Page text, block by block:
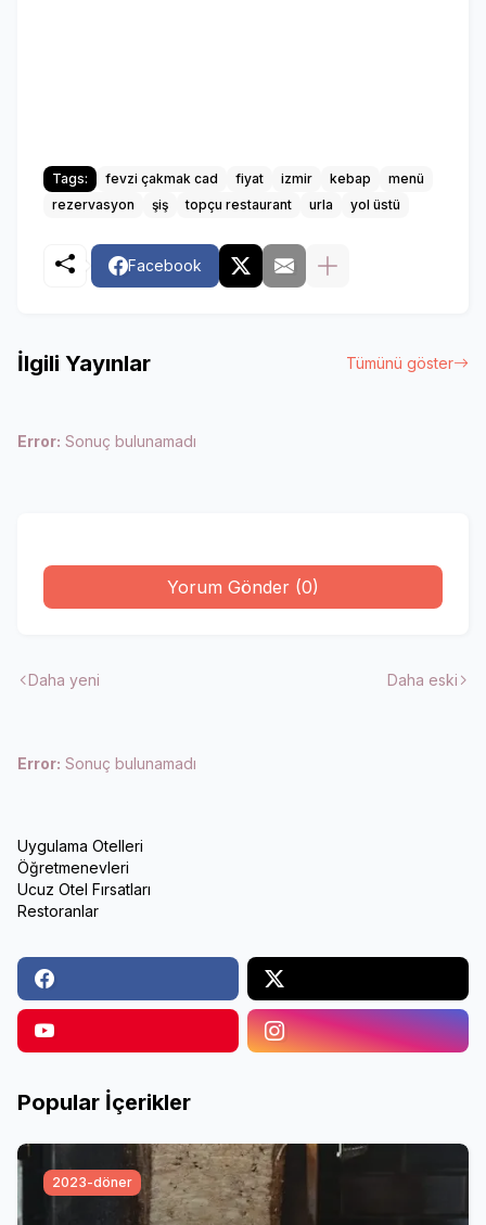
Tags: fevzi çakmak cad fiyat izmir kebap
menü
rezervasyon
şiş topçu restaurant urla yol üstü
Facebook
İlgili Yayınlar Tümünü göster
Error: Sonuç bulunamadı
Yorum Gönder (0)
Daha yeni Daha eski
Error: Sonuç bulunamadı
Uygulama Otelleri
Öğretmenevleri
Ucuz Otel Fırsatları
Restoranlar
Popular İçerikler
2023-döner